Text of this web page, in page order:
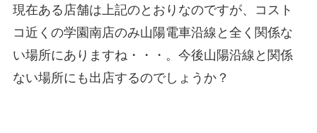
現在ある店舗は上記のとおりなのですが、コスト
コ近くの学園南店のみ山陽電車沿線と全く関係な
い場所にありますね・・・。今後山陽沿線と関係
ない場所にも出店するのでしょうか？